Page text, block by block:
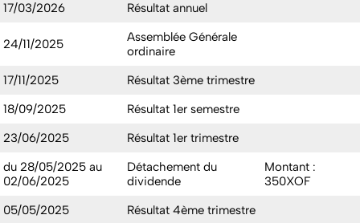
17/03/2026
Résultat annuel
24/11/2025
Assemblée Générale
ordinaire
17/11/2025
Résultat 3ème trimestre
18/09/2025
Résultat 1er semestre
23/06/2025
Résultat 1er trimestre
du 28/05/2025 au
02/06/2025
Détachement du
dividende
Montant :
350XOF
05/05/2025
Résultat 4ème trimestre